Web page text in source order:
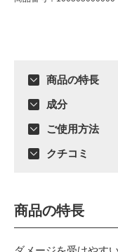
商品の特長
成分
ご使用方法
クチコミ
商品の特長